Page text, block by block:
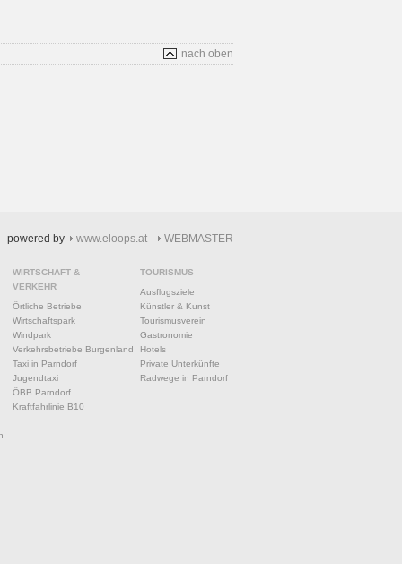
nach oben
powered by www.eloops.at WEBMASTER
WIRTSCHAFT &
VERKEHR
Örtliche Betriebe
Wirtschaftspark
Windpark
Verkehrsbetriebe Burgenland
Taxi in Parndorf
Jugendtaxi
ÖBB Parndorf
Kraftfahrlinie B10
TOURISMUS
Ausflugsziele
Künstler & Kunst
Tourismusverein
Gastronomie
Hotels
Private Unterkünfte
Radwege in Parndorf